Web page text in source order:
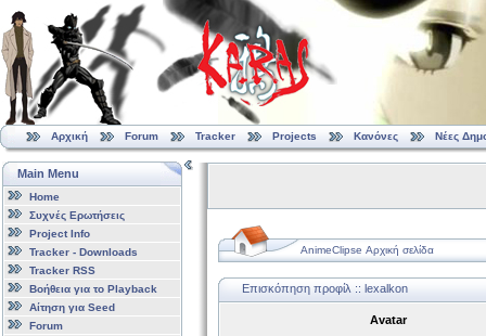
Αρχική Forum Tracker Projects Κανόνες Νέες
Main Menu
Home
Συχνές Ερωτήσεις
Project Info
Tracker - Downloads
Tracker RSS
Βοήθεια για το Playback
Αίτηση για Seed
Forum
AnimeClipse Αρχική σελίδα
Επισκόπηση προφίλ :: lexalkon
Avatar